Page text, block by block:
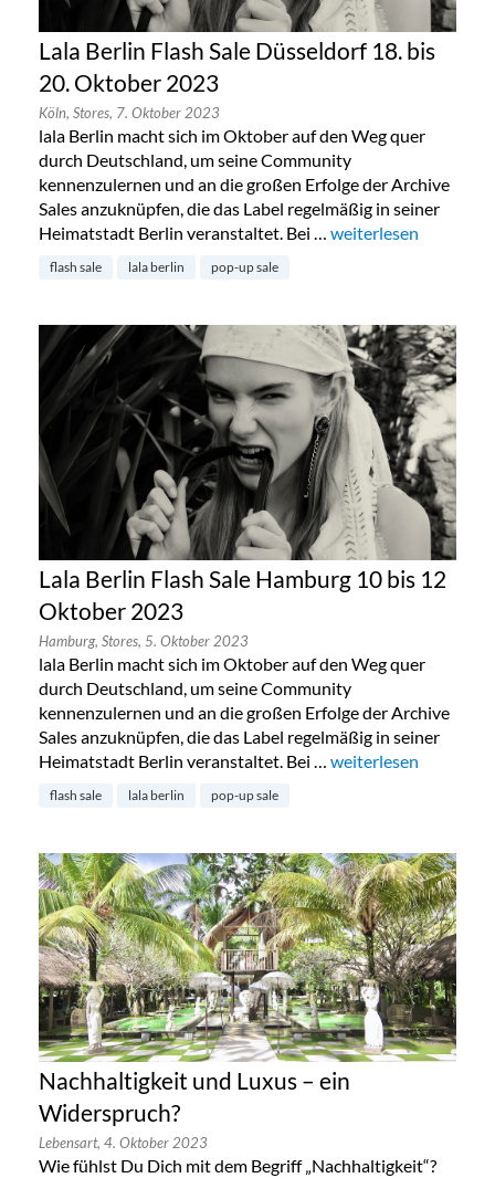
Lala Berlin Flash Sale Düsseldorf 18. bis
20. Oktober 2023
Köln, Stores, 7. Oktober 2023
lala Berlin macht sich im Oktober auf den Weg quer
durch Deutschland, um seine Community
kennenzulernen und an die großen Erfolge der Archive
Sales anzuknüpfen, die das Label regelmäßig in seiner
Heimatstadt Berlin veranstaltet. Bei … „Lala Berlin Flash
weiterlesen
flash sale lala berlin pop-up sale
Lala Berlin Flash Sale Hamburg 10 bis 12
Oktober 2023
Hamburg, Stores, 5. Oktober 2023
lala Berlin macht sich im Oktober auf den Weg quer
durch Deutschland, um seine Community
kennenzulernen und an die großen Erfolge der Archive
Sales anzuknüpfen, die das Label regelmäßig in seiner
Heimatstadt Berlin veranstaltet. Bei … „Lala Berlin Flash
weiterlesen
flash sale lala berlin pop-up sale
Nachhaltigkeit und Luxus – ein
Widerspruch?
Lebensart, 4. Oktober 2023
Wie fühlst Du Dich mit dem Begriff „Nachhaltigkeit“?